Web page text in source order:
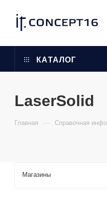
КАТАЛОГ
LaserSolid
Главная — Справочная
Магазины